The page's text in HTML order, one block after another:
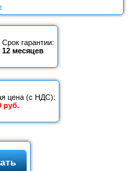
Срок гарантии:
12 месяцев
цена (с НДС):
руб.